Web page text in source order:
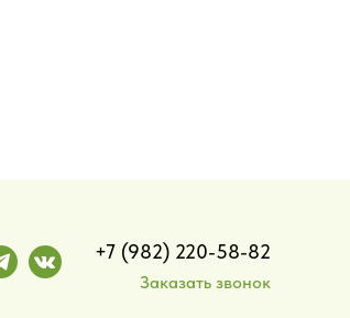
+7 (982) 220-58-82
Заказать звонок